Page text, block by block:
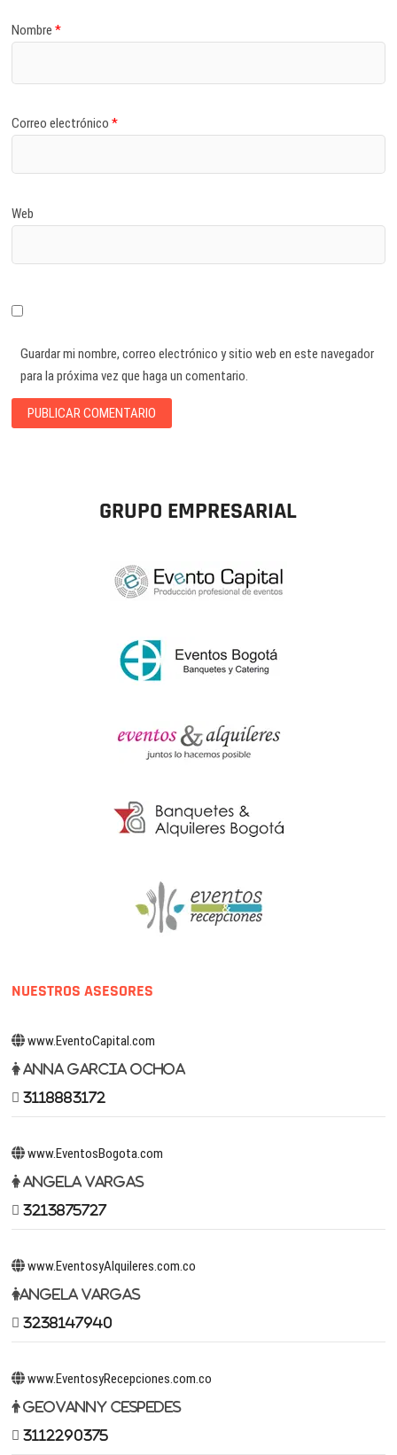
Nombre*
Correo electrónico*
Web
Guardar mi nombre, correo electrónico y sitio web en este navegador
para la próxima vez que haga un comentario.
GRUPO EMPRESARIAL
NUESTROS ASESORES
www.EventoCapital.com
Anna Garcia Ochoa
3118883172
www.EventosBogota.com
Angela Vargas
3213875727
www.EventosyAlquileres.com.co
Angela Vargas
3238147940
www.EventosyRecepciones.com.co
Geovanny Cespedes
3112290375